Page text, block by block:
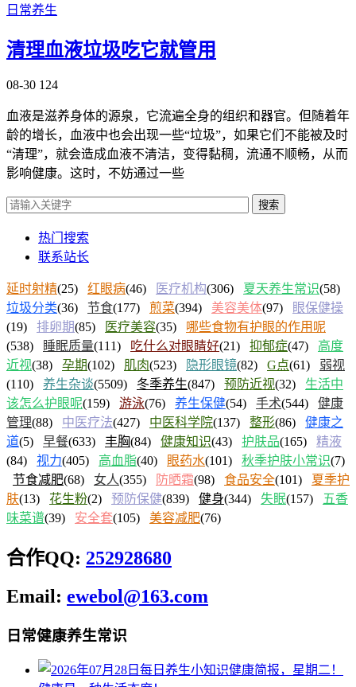
日常养生
清理血液垃圾吃它就管用
08-30 124
血液是滋养身体的源泉，它流遍全身的组织和器官。但随着年
龄的增长，血液中也会出现一些“垃圾”，如果它们不能被及时
“清理”，就会造成血液不清洁，变得黏稠，流通不顺畅，从而
影响健康。这时，不妨通过一些
搜索
热门搜索
联系站长
延时射精(25) 红眼病(46) 医疗机构(306) 夏天养生常识(58)
垃圾分类(36) 节食(177) 煎菜(394) 美容美体(97)
眼保健操
(19) 排卵期(85) 医疗美容(35) 哪些食物有护眼的作用呢
(538)
睡眠质量(111) 吃什么对眼睛好(21) 抑郁症(47) 高度
近视(38) 孕期(102) 肌肉(523) 隐形眼镜(82) G点(61) 弱视
(110) 养生杂谈(5509) 冬季养生(847) 预防近视(32) 生活中
该怎么护眼呢(159) 游泳(76) 养生保健(54) 手术(544) 健康
管理(88) 中医疗法(427) 中医科学院(137) 整形(86) 健康之
道(5) 早餐(633) 丰胸(84) 健康知识(43) 护肤品(165) 精液
(84) 视力(405) 高血脂(40) 眼药水(101) 秋季护肤小常识(7)
节食减肥(68) 女人(355) 防晒霜(98) 食品安全(101) 夏季护
肤(13) 花生粉(2) 预防保健(839) 健身(344) 失眠(157)
五香
味菜谱(39) 安全套(105) 美容减肥(76)
合作QQ: 252928680
Email: ewebol@163.com
日常健康养生常识